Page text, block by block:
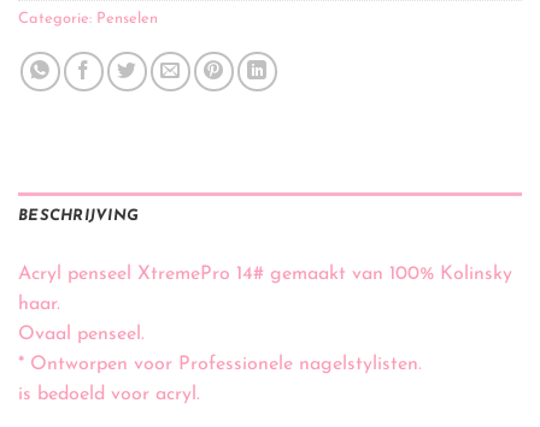
Categorie: Penselen
BESCHRIJVING
Acryl penseel XtremePro 14# gemaakt van 100% Kolinsky
haar.
Ovaal penseel.
* Ontworpen voor Professionele nagelstylisten.
is bedoeld voor acryl.